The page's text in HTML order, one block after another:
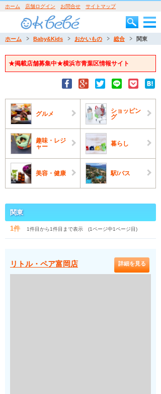
ホーム 店舗ログイン お問合せ サイトマップ
ホーム Baby&Kids おかいもの 総合 関東
★掲載店舗募集中★横浜市青葉区情報サイト
グルメ
ショッピン
グ
趣味・レジ
ャー
暮らし
美容・健康 駅/バス
関東
1件 1件目から1件目まで表示 (1ページ中1ページ目)
リトル・ペア富岡店 詳細を見る